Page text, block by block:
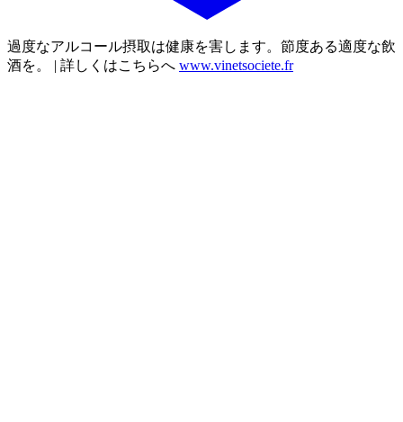
過度なアルコール摂取は健康を害します。節度ある適度な飲
酒を。 | 詳しくはこちらへ www.vinetsociete.fr